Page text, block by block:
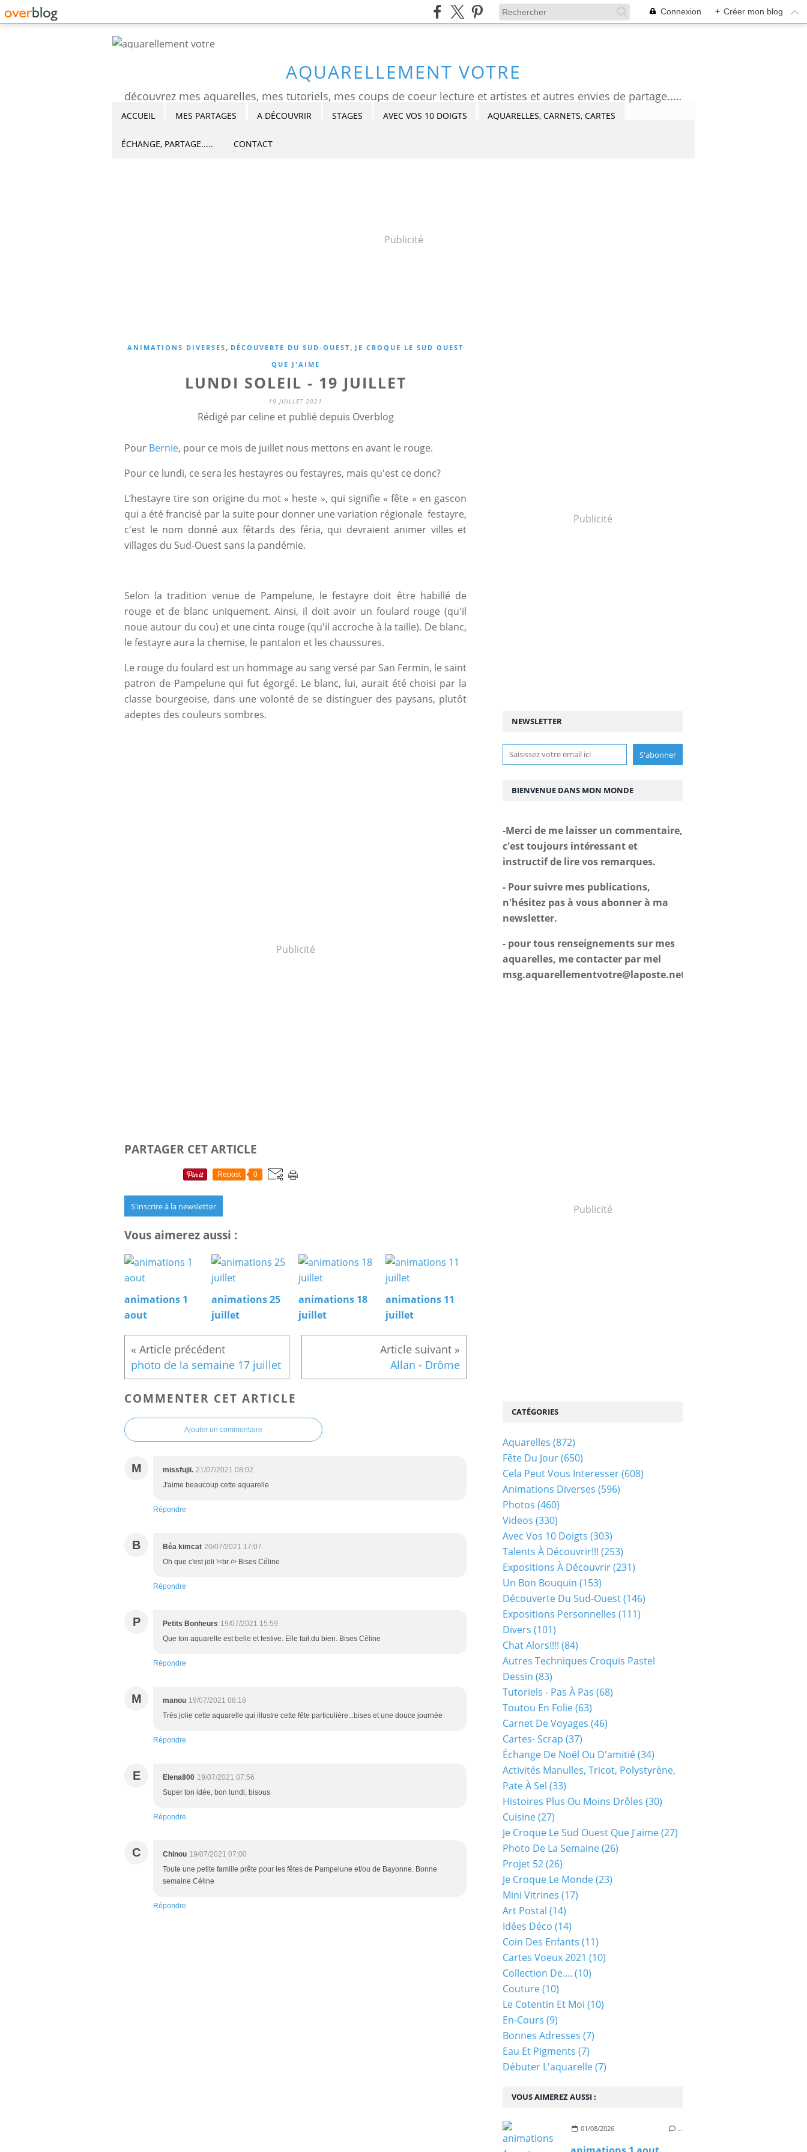
Connexion + Créer mon blog
AQUARELLEMENT VOTRE
découvrez mes aquarelles, mes tutoriels, mes coups de coeur lecture et artistes et autres envies de partage....Céline Castaingt-T.
ACCUEIL MES PARTAGES A DÉCOUVRIR STAGES AVEC VOS 10 DOIGTS AQUARELLES, CARNETS, CARTES
ÉCHANGE, PARTAGE..... CONTACT
Publicité
ANIMATIONS DIVERSES , DÉCOUVERTE DU SUD-OUEST, JE CROQUE LE SUD OUEST
QUE J'AIME
LUNDI SOLEIL - 19 JUILLET
19 JUILLET 2021
Rédigé par celine et publié depuis Overblog
Pour Bernie, pour ce mois de juillet nous mettons en avant le rouge.
Pour ce lundi, ce sera les hestayres ou festayres, mais qu'est ce donc?
L’hestayre tire son origine du mot « heste », qui signifie « fête » en gascon
qui a été francisé par la suite pour donner une variation régionale festayre,
c'est le nom donné aux fêtards des féria, qui devraient animer villes et
villages du Sud-Ouest sans la pandémie.
Selon la tradition venue de Pampelune, le festayre doit être habillé de
rouge et de blanc uniquement. Ainsi, il doit avoir un foulard rouge (qu'il
noue autour du cou) et une cinta rouge (qu'il accroche à la taille). De blanc,
le festayre aura la chemise, le pantalon et les chaussures.
Le rouge du foulard est un hommage au sang versé par San Fermin, le saint
patron de Pampelune qui fut égorgé. Le blanc, lui, aurait été choisi par la
classe bourgeoise, dans une volonté de se distinguer des paysans, plutôt
adeptes des couleurs sombres.
Publicité
PARTAGER CET ARTICLE
Repost 0
S'inscrire à la newsletter
Vous aimerez aussi :
animations 1
aout
animations 25
juillet
animations 18
juillet
animations 11
juillet
photo de la semaine 17 juillet Allan - Drôme
COMMENTER CET ARTICLE
Ajouter un commentaire
M missfujii. 21/07/2021 08:02
J'aime beaucoup cette aquarelle
Répondre
B Béa kimcat 20/07/2021 17:07
Oh que c'est joli !<br /> Bises Céline
Répondre
P Petits Bonheurs 19/07/2021 15:59
Que ton aquarelle est belle et festive. Elle fait du bien. Bises Céline
Répondre
M manou 19/07/2021 08:18
Très jolie cette aquarelle qui illustre cette fête particulière...bises et une douce journée
Répondre
E Elena800 19/07/2021 07:56
Super ton idée, bon lundi, bisous
Répondre
C Chinou 19/07/2021 07:00
Toute une petite famille prête pour les fêtes de Pampelune et/ou de Bayonne. Bonne
semaine Céline
Répondre
Publicité
NEWSLETTER
Publicité
VOUS AIMEREZ AUSSI :
01/08/2026 …
CATÉGORIES
Aquarelles (872)
Fête Du Jour(650)
Cela Peut Vous Interesser(608)
Animations Diverses (596)
Photos (460)
Videos (330)
Avec Vos 10 Doigts (303)
Talents À Découvrir!!! (253)
Expositions À Découvrir(231)
Un Bon Bouquin (153)
Découverte Du Sud-Ouest(146)
Expositions Personnelles (111)
Divers (101)
Chat Alors!!!! (84)
Autres Techniques Croquis Pastel
Dessin (83)
Tutoriels - Pas À Pas (68)
Toutou En Folie(63)
Carnet De Voyages (46)
Cartes- Scrap (37)
Échange De Noël Ou D'amitié(34)
Activités Manulles, Tricot, Polystyrène,
Pate À Sel (33)
Histoires Plus Ou Moins Drôles (30)
Cuisine(27)
Je Croque Le Sud Ouest Que J'aime(27)
Photo De La Semaine(26)
Projet 52(26)
Je Croque Le Monde(23)
Mini Vitrines (17)
Art Postal (14)
Idées Déco (14)
Coin Des Enfants (11)
Cartes Voeux 2021 (10)
Collection De.... (10)
Couture(10)
Le Cotentin Et Moi (10)
En-Cours (9)
Bonnes Adresses (7)
Eau Et Pigments (7)
Débuter L'aquarelle(7)
BIENVENUE DANS MON MONDE
-Merci de me laisser un commentaire,
c'est toujours intéressant et
instructif de lire vos remarques.
- Pour suivre mes publications,
n'hésitez pas à vous abonner à ma
newsletter.
- pour tous renseignements sur mes
aquarelles, me contacter par mel
msg.aquarellementvotre@laposte.net